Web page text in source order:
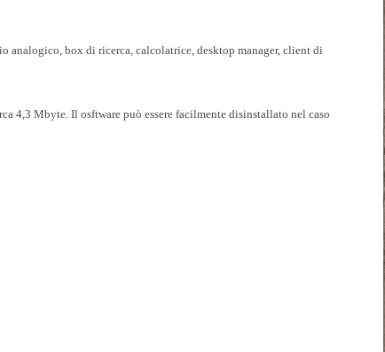
analogico, box di ricerca, calcolatrice, desktop manager, client di
4,3 Mbyte. Il osftware può essere facilmente disinstallato nel caso